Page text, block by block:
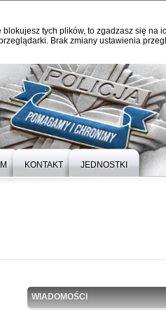
tych plików, to zgadzasz się na
Brak zmiany ustawienia
KONTAKT JEDNOSTKI
WIADOMOŚCI